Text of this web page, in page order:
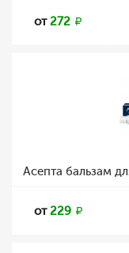
от272
Асепта бальзам
от229